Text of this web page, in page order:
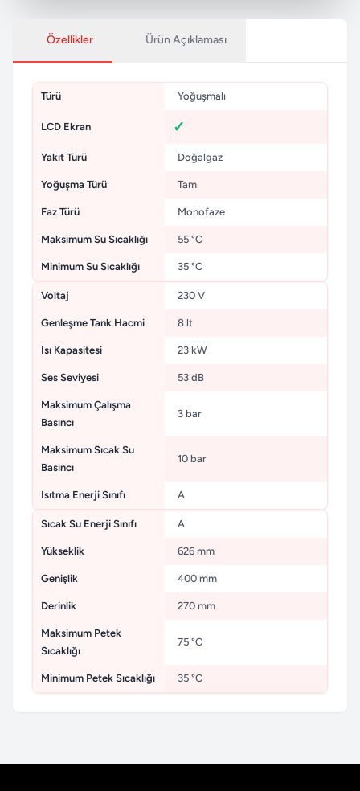
Özellikler Ürün Açıklaması
Türü Yoğuşmalı
LCD Ekran
Yakıt Türü Doğalgaz
Yoğuşma Türü Tam
Faz Türü Monofaze
Maksimum Su Sıcaklığı 55 °C
Minimum Su Sıcaklığı 35 °C
Voltaj 230 V
Genleşme Tank Hacmi 8 lt
Isı Kapasitesi 23 kW
Ses Seviyesi 53 dB
Maksimum Çalışma
Basıncı
3 bar
Maksimum Sıcak Su
Basıncı
10 bar
Isıtma Enerji Sınıfı A
Sıcak Su Enerji Sınıfı A
Yükseklik 626 mm
Genişlik 400 mm
Derinlik 270 mm
Maksimum Petek
Sıcaklığı
75 °C
Minimum Petek Sıcaklığı 35 °C